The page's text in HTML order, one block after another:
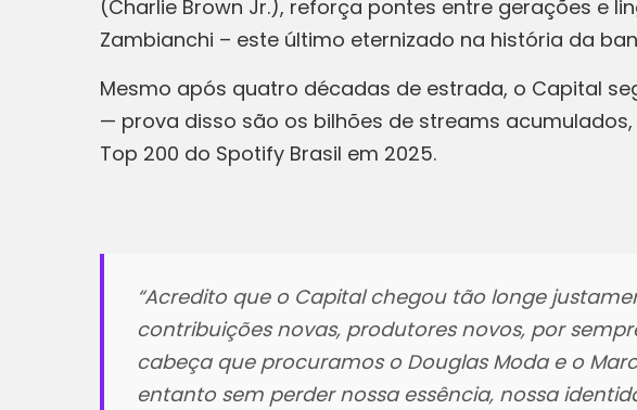
(Charlie Brown Jr.), reforça pontes entre gerações e
Zambianchi – este último eternizado na história da
Mesmo após quatro décadas de estrada, o Capital
— prova disso são os bilhões de streams
Top 200 do Spotify Brasil em 2025.
“Acredito que o Capital chegou tão longe
contribuições novas, produtores novos, por
cabeça que procuramos o Douglas Moda e o
entanto sem perder nossa essência, nossa